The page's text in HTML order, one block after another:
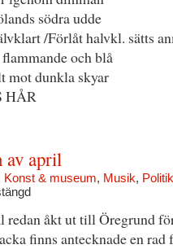
södra udde
/Förlåt halvkl. sätts
och blå
mot dunkla skyar
HÅR
av april
Konst & museum, Musik, Politik
redan åkt ut till Öregrund
finns antecknade en rad